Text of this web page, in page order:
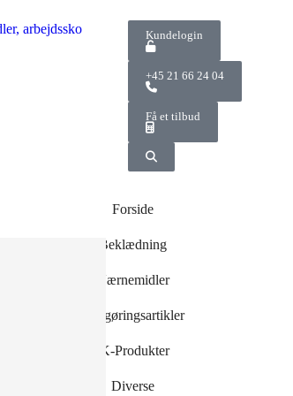
Kundelogin
+45 21 66 24 04
Få et tilbud
Forside
Beklædning
-
Værnemidler
Rengøringsartikler
IK-Produkter
Diverse